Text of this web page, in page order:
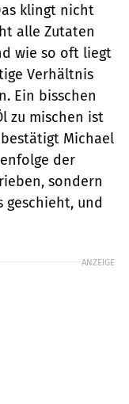
klingt nicht
alle Zutaten
wie so oft liegt
Verhältnis
Ein bisschen
zu mischen ist
Michael
der
sondern
geschieht, und
ANZEIGE